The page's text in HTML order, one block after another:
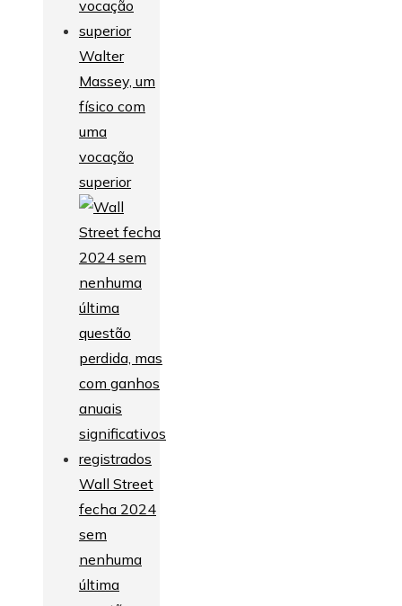
Walter
Massey, um
físico com
uma
vocação
superior
Wall Street
fecha 2024
sem
nenhuma
última